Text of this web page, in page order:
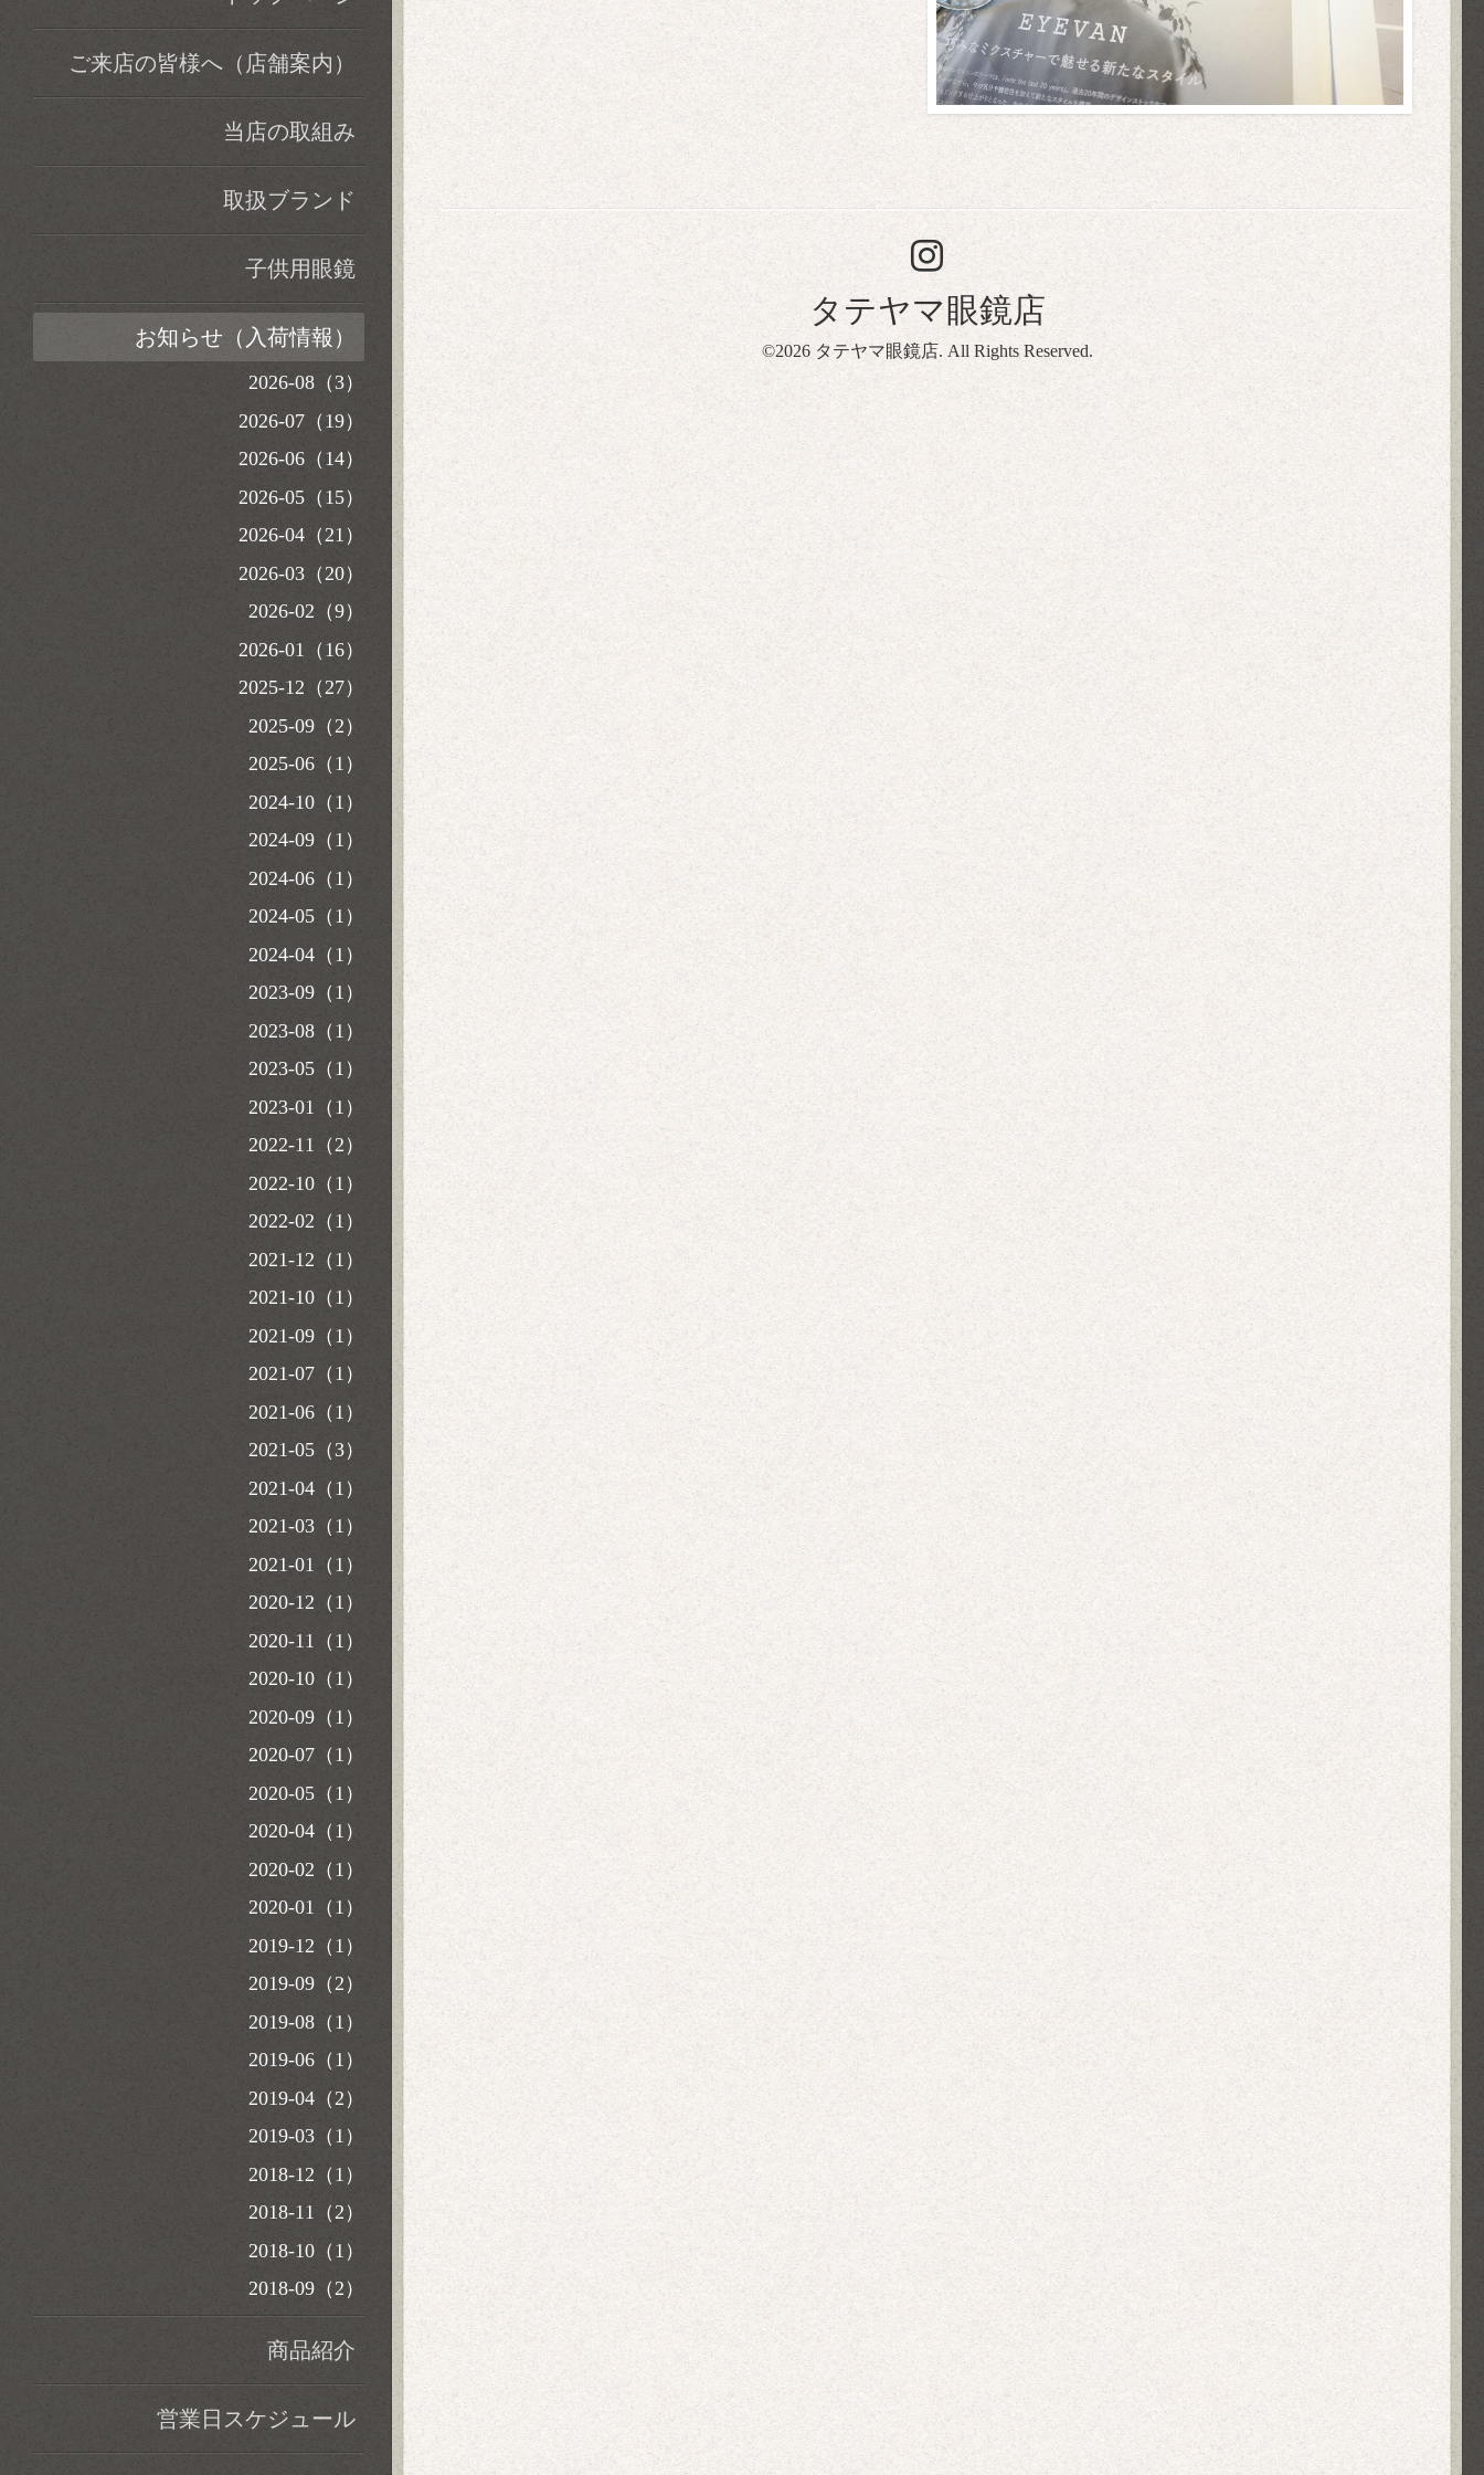
タテヤマ眼鏡店
©2026 タテヤマ眼鏡店. All Rights Reserved.
ご来店の皆様へ（店舗案内）
当店の取組み
取扱ブランド
子供用眼鏡
お知らせ（入荷情報）
2026-08（3）
2026-07（19）
2026-06（14）
2026-05（15）
2026-04（21）
2026-03（20）
2026-02（9）
2026-01（16）
2025-12（27）
2025-09（2）
2025-06（1）
2024-10（1）
2024-09（1）
2024-06（1）
2024-05（1）
2024-04（1）
2023-09（1）
2023-08（1）
2023-05（1）
2023-01（1）
2022-11（2）
2022-10（1）
2022-02（1）
2021-12（1）
2021-10（1）
2021-09（1）
2021-07（1）
2021-06（1）
2021-05（3）
2021-04（1）
2021-03（1）
2021-01（1）
2020-12（1）
2020-11（1）
2020-10（1）
2020-09（1）
2020-07（1）
2020-05（1）
2020-04（1）
2020-02（1）
2020-01（1）
2019-12（1）
2019-09（2）
2019-08（1）
2019-06（1）
2019-04（2）
2019-03（1）
2018-12（1）
2018-11（2）
2018-10（1）
2018-09（2）
商品紹介
営業日スケジュール